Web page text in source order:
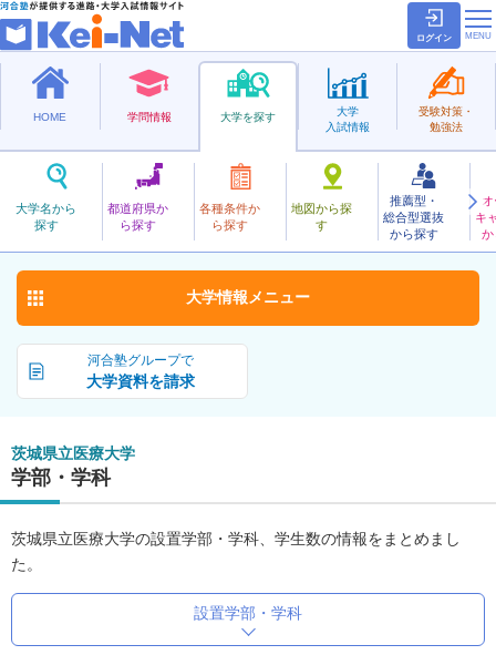
ログイン
HOME 学問情報 大学を探す
大学名から
探す
都道府県か
ら探す
各種条件か
ら探す
地図から探
す
推薦型・
総合型選抜
から探す
キ
か
大学
入試情報
受験対策・
勉強法
公立
いばらきけんりついりょう
茨城県立医療大学 お気に入り
河合塾グループで
大学資料を請求
大学情報 メニュー
茨城県立医療大学
学部・学科
茨城県立医療大学の設置学部・学科、学生数の情報をまとめまし
た。
設置学部・学科